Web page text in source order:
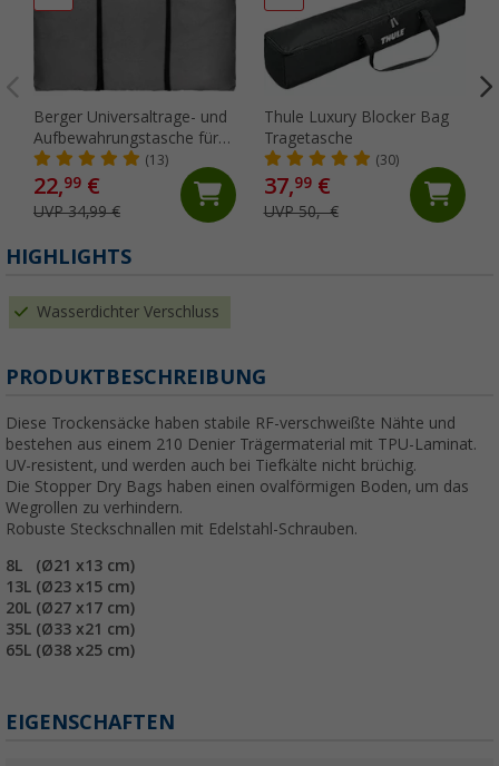
Berger Universaltrage- und
Aufbewahrungstasche für
vier Stühle
(13)
22,99 €
UVP 34,99 €
Thule Luxury Blocker Bag
Tragetasche
(30)
37,99€
UVP 50,- €
HIGHLIGHTS
Wasserdichter Verschluss
PRODUKTBESCHREIBUNG
Diese Trockensäcke haben stabile RF-verschweißte Nähte und
bestehen aus einem 210 Denier Trägermaterial mit TPU-Laminat.
UV-resistent, und werden auch bei Tiefkälte nicht brüchig.
Die Stopper Dry Bags haben einen ovalförmigen Boden, um das
Wegrollen zu verhindern.
Robuste Steckschnallen mit Edelstahl-Schrauben.
8L (Ø21 x13 cm)
13L (Ø23 x15 cm)
20L (Ø27 x17 cm)
35L (Ø33 x21 cm)
65L (Ø38 x25 cm)
EIGENSCHAFTEN